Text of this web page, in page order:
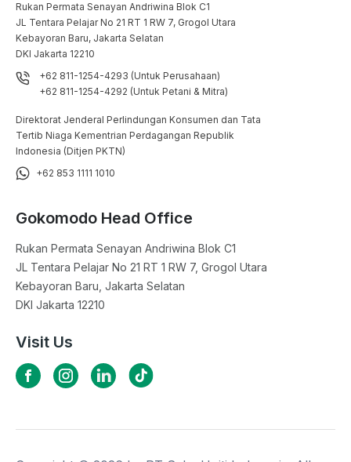
Rukan Permata Senayan Andriwina Blok C1
JL Tentara Pelajar No 21 RT 1 RW 7, Grogol Utara
Kebayoran Baru, Jakarta Selatan
DKI Jakarta 12210
+62 811-1254-4293 (Untuk Perusahaan)
+62 811-1254-4292 (Untuk Petani & Mitra)
Direktorat Jenderal Perlindungan Konsumen dan Tata
Tertib Niaga Kementrian Perdagangan Republik
Indonesia (Ditjen PKTN)
+62 853 1111 1010
Gokomodo Head Office
Rukan Permata Senayan Andriwina Blok C1
JL Tentara Pelajar No 21 RT 1 RW 7, Grogol Utara
Kebayoran Baru, Jakarta Selatan
DKI Jakarta 12210
Visit Us